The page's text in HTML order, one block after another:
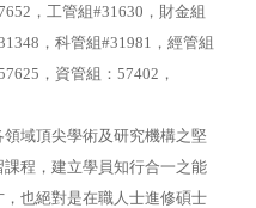
，工管組#31630，財金組
，科管組#31981，經管組
，資管組：57402，
域頂尖學術及研究機構之堅
程，建立學員知行合一之能
也絕對是在職人士進修碩士